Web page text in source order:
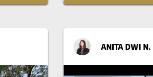
ANITA DWI N.